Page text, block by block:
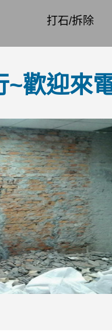
打石/拆除
~歡迎來